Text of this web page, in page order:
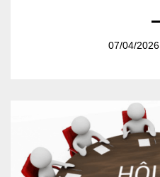
07/04/2026